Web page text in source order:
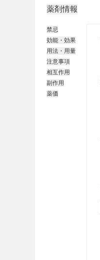
薬剤情報
禁忌
効能・効果
用法・用量
注意事項
相互作用
副作用
薬価